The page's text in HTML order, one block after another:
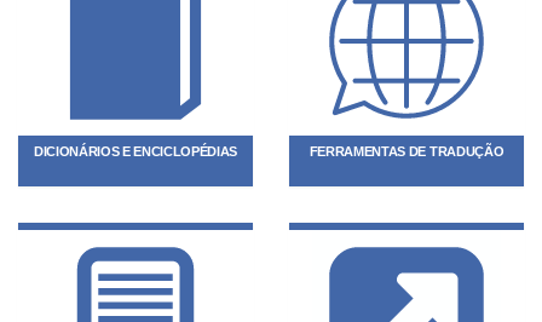
DICIONÁRIOS E ENCICLOPÉDIAS FERRAMENTAS DE TRADUÇÃO